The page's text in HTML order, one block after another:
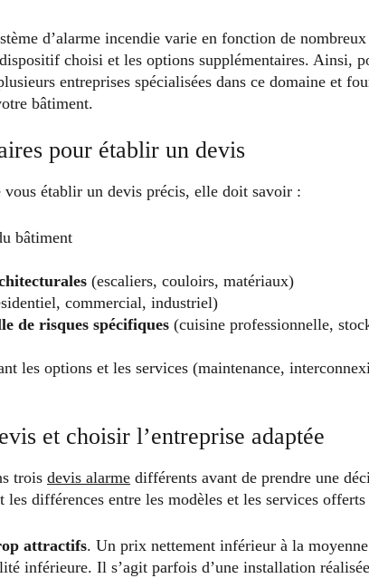
d’alarme incendie varie en fonction de
choisi et les options supplémentaires. Ainsi,
entreprises spécialisées dans ce domaine et
bâtiment.
pour établir un devis
vous établir un devis précis, elle doit savoir :
bâtiment
(escaliers, couloirs, matériaux)
commercial, industriel)
de risques spécifiques (cuisine professionnelle,
les options et les services (maintenance,
et choisir l’entreprise adaptée
trois devis alarme différents avant de prendre une
les différences entre les modèles et les services
attractifs. Un prix nettement inférieur à la
inférieure. Il s’agit parfois d’une installation